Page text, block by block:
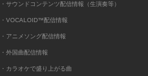
・サウンドコンテンツ配信情報（生演奏等）
・VOCALOID™配信情報
・アニメソング配信情報
・外国曲配信情報
・カラオケで盛り上がる曲